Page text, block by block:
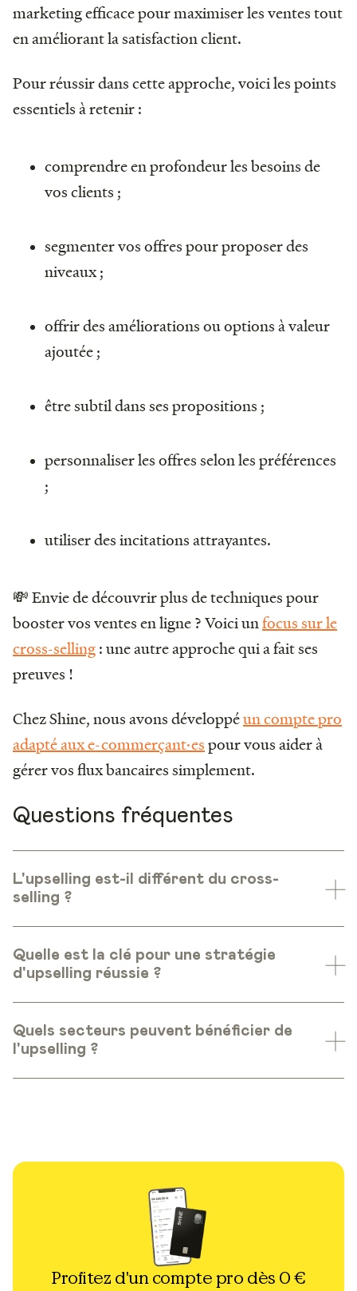
marketing efficace pour maximiser les ventes tout
en améliorant la satisfaction client.
Pour réussir dans cette approche, voici les points
essentiels à retenir :
comprendre en profondeur les besoins de
vos clients ;
segmenter vos offres pour proposer des
niveaux ;
offrir des améliorations ou options à valeur
ajoutée ;
être subtil dans ses propositions ;
personnaliser les offres selon les préférences
;
utiliser des incitations attrayantes.
💸 Envie de découvrir plus de techniques pour
booster vos ventes en ligne ? Voici unfocus sur le
cross-selling: une autre approche qui a fait ses
preuves !
Chez Shine, nous avons développéun compte pro
adapté aux e-commerçant·espour vous aider à
gérer vos flux bancaires simplement.
Questions fréquentes
L'upselling est-il différent du cross-
selling ?
Quelle est la clé pour une stratégie
d'upselling réussie ?
Quels secteurs peuvent bénéficier de
l'upselling ?
Profitez d'un compte pro dès 0 €